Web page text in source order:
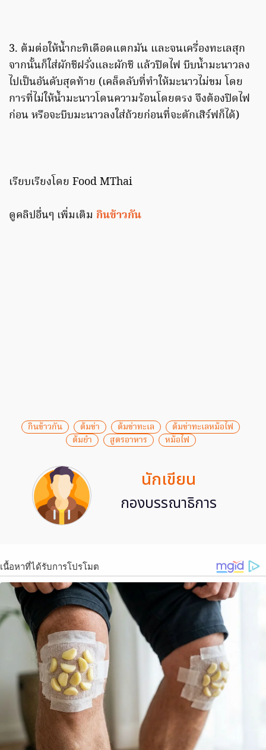
3. ต้มต่อให้น้ำกะทิเดือดแตกมัน และจนเครื่องทะเลสุก
จากนั้นก็ใส่ผักชีฝรั่งและผักชี แล้วปิดไฟ บีบน้ำมะนาวลง
ไปเป็นอันดับสุดท้าย (เคล็ดลับที่ทำให้มะนาวไม่ขม โดย
การที่ไม่ให้น้ำมะนาวโดนความร้อนโดยตรง จึงต้องปิดไฟ
ก่อน หรือจะบีบมะนาวลงใส่ถ้วยก่อนที่จะตักเสิร์ฟก็ได้)
เรียบเรียงโดย Food MThai
ดูคลิปอื่นๆ เพิ่มเติม กินข้าวกัน
กินข้าวกัน ต้มข่า ต้มข่าทะเล
ต้มข่าทะเลหม้อไฟ
ต้มยำ
สูตรอาหาร หม้อไฟ
นักเขียน
กองบรรณาธิการ
เนื้อหาที่ได้รับการโปรโมต